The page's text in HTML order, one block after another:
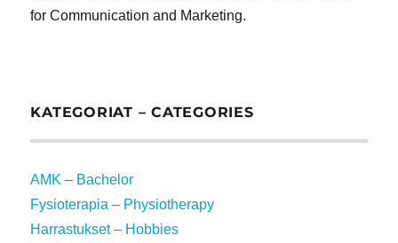
for Communication and Marketing.
KATEGORIAT – CATEGORIES
AMK – Bachelor
Fysioterapia – Physiotherapy
Harrastukset – Hobbies